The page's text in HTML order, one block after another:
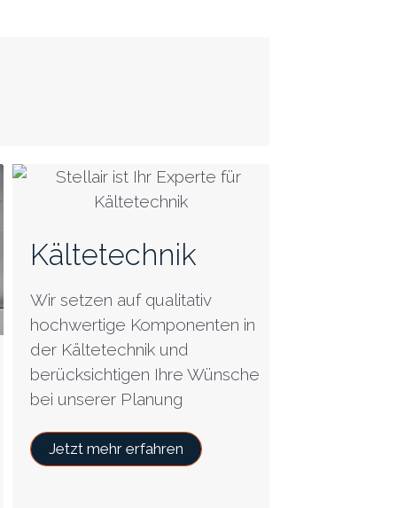
Kältetechnik
Wir setzen auf qualitativ
hochwertige Komponenten in
der Kältetechnik und
berücksichtigen Ihre Wünsche
bei unserer Planung
Jetzt mehr erfahren